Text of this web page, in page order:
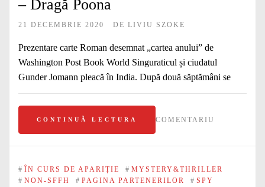
– Dragă Poona
21 DECEMBRIE 2020 DE LIVIU SZOKE
Prezentare carte Roman desemnat „cartea anului” de
Washington Post Book World Singuraticul și ciudatul
Gunder Jomann pleacă în India. După două săptămâni se
CONTINUĂ LECTURA COMENTARIU
# ÎN CURS DE APARIȚIE # MYSTERY&THRILLER
# NON-SFFH # PAGINA PARTENERILOR # SPY